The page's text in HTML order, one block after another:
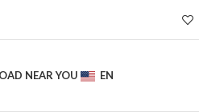
NEAR YOU EN